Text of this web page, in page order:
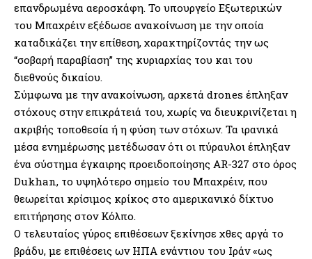
επανδρωμένα αεροσκάφη. Το υπουργείο Εξωτερικών
του Μπαχρέιν εξέδωσε ανακοίνωση με την οποία
καταδικάζει την επίθεση, χαρακτηρίζοντάς την ως
“σοβαρή παραβίαση” της κυριαρχίας του και του
διεθνούς δικαίου.
Σύμφωνα με την ανακοίνωση, αρκετά drones έπληξαν
στόχους στην επικράτειά του, χωρίς να διευκρινίζεται η
ακριβής τοποθεσία ή η φύση των στόχων. Τα ιρανικά
μέσα ενημέρωσης μετέδωσαν ότι οι πύραυλοι έπληξαν
ένα σύστημα έγκαιρης προειδοποίησης AR-327 στο όρος
Dukhan, το υψηλότερο σημείο του Μπαχρέιν, που
θεωρείται κρίσιμος κρίκος στο αμερικανικό δίκτυο
επιτήρησης στον Κόλπο.
Ο τελευταίος γύρος επιθέσεων ξεκίνησε χθες αργά το
βράδυ, με επιθέσεις ων ΗΠΑ ενάντιου του Ιράν«ως